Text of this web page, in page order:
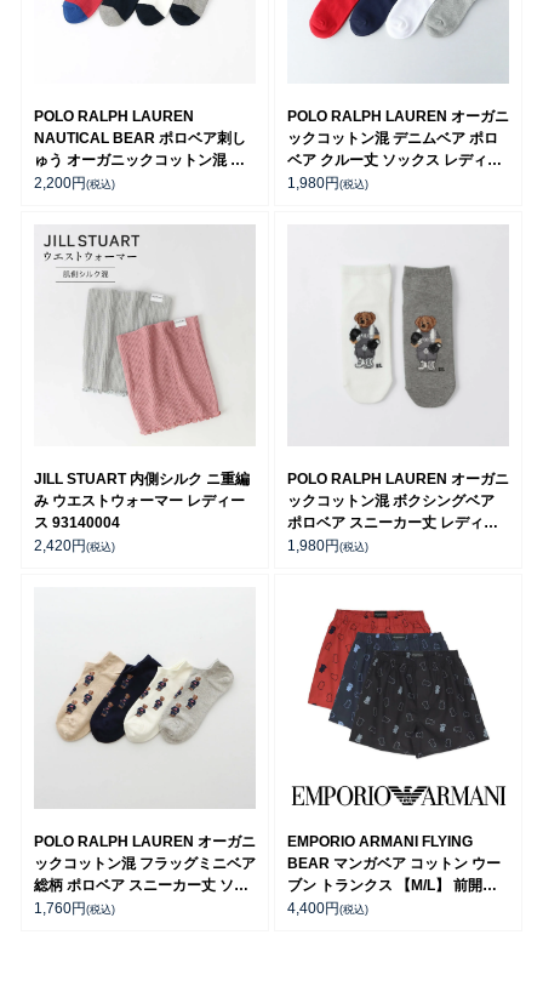
POLO RALPH LAUREN
NAUTICAL BEAR ポロベア刺し
ゅう オーガニックコットン混 日
本製 クルー丈 カジュアル ソック
2,200円 (税込)
POLO RALPH LAUREN オーガニ
ックコットン混 デニムベア ポロ
ベア クルー丈 ソックス レディー
ス 03207241
1,980円 (税込)
JILL STUART 内側シルク ニ重編
み ウエストウォーマー レディー
ス 93140004
2,420円 (税込)
POLO RALPH LAUREN オーガニ
ックコットン混 ボクシングベア
ポロベア スニーカー丈 レディー
ス ソックス 03207818
1,980円 (税込)
POLO RALPH LAUREN オーガニ
ックコットン混 フラッグミニベア
総柄 ポロベア スニーカー丈 ソッ
クス レディース 03207937
1,760円 (税込)
EMPORIO ARMANI FLYING
BEAR マンガベア コットン ウー
ブン トランクス 【M/L】 前開き
日本サイズ メンズ 54240003
4,400円 (税込)